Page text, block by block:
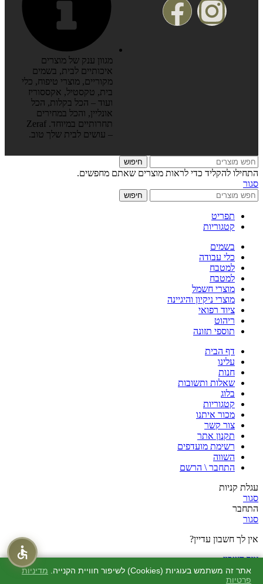
מגוון ענק של מוצרים
איכותיים לבית, בשמים
מקוריים, מוצרי טיפוח, כלי
בית, טקסטיל, אקססוריז
ועוד – הכל בקלות, הכל
אונליין, והכל במחירים
תחרותיים במיוחד. Zeraf
– עושים לבית שלך טוב.
חיפוש
התחילו להקליד כדי לראות מוצרים שאתם מחפשים.
סגור
חיפוש
תפריט
קטגוריות
בשמים
כלי עבודה
למטבח
למטבח
מוצרי חשמל
מוצרי ניקיון והיגיינה
ציוד רפואי
ריהוט
תוספי תזונה
דף הבית
עלינו
חנות
שאלות ותשובות
בלוג
קטגוריות
מכור איתנו
צור קשר
תקנון אתר
רשימת מועדפים
השווה
התחבר \ הרשם
עגלת קניות
סגור
התחבר
סגור
אין לך חשבון עדיין?
צור חשבון
אתר זה משתמש בעוגיות (Cookies) לשיפור חוויית הקנייה.
מדיניות
פרטיות
חנות
מוצרים שאהבתי